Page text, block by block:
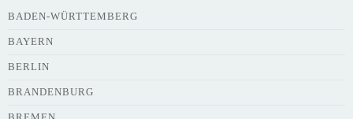
BADEN-WÜRTTEMBERG
BAYERN
BERLIN
BRANDENBURG